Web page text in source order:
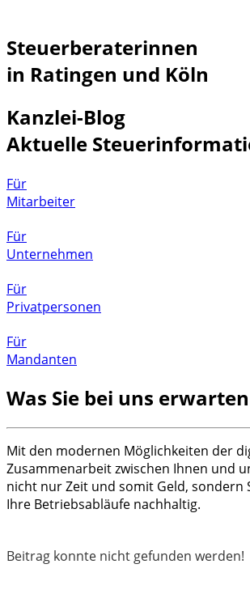
Steuerberaterinnen
in Ratingen und Köln
Kanzlei-Blog
Aktuelle
Für
Mitarbeiter
Für
Unternehmen
Für
Privatpersonen
Für
Mandanten
Was Sie bei uns
Mit den modernen Möglichkeiten der
Zusammenarbeit zwischen Ihnen und
nicht nur Zeit und somit Geld, sondern
Ihre Betriebsabläufe nachhaltig.
Beitrag konnte nicht gefunden werden!